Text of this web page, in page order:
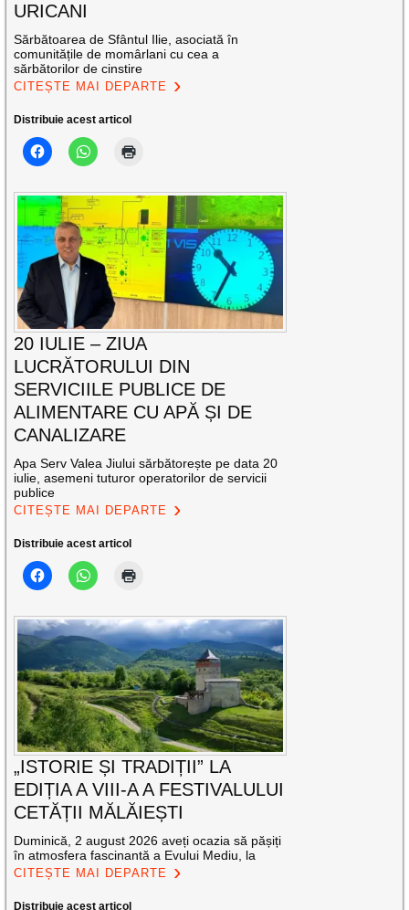
URICANI
Sărbătoarea de Sfântul Ilie, asociată în
comunitățile de momârlani cu cea a
sărbătorilor de cinstire
CITEȘTE MAI DEPARTE
Distribuie acest articol
20 IULIE – ZIUA
LUCRĂTORULUI DIN
SERVICIILE PUBLICE DE
ALIMENTARE CU APĂ ȘI DE
CANALIZARE
Apa Serv Valea Jiului sărbătorește pe data 20
iulie, asemeni tuturor operatorilor de servicii
publice
CITEȘTE MAI DEPARTE
Distribuie acest articol
„ISTORIE ȘI TRADIȚII” LA
EDIȚIA A VIII-A A FESTIVALULUI
CETĂȚII MĂLĂIEȘTI
Duminică, 2 august 2026 aveți ocazia să pășiți
în atmosfera fascinantă a Evului Mediu, la
CITEȘTE MAI DEPARTE
Distribuie acest articol